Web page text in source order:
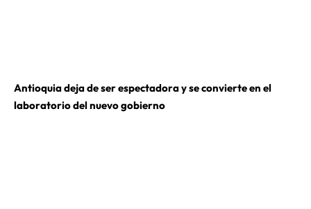
Antioquia deja de ser espectadora y se convierte en el
laboratorio del nuevo gobierno